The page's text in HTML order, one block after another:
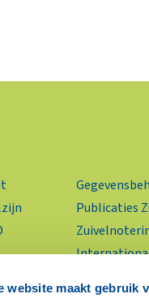
website maakt gebruik
Publicaties